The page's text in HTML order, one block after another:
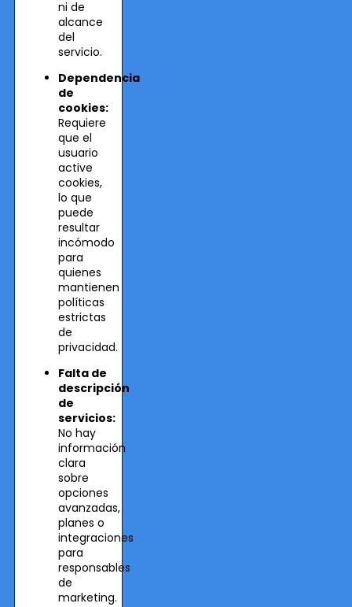
ni de
alcance
del
servicio.
Dependencia
de
cookies:
Requiere
que el
usuario
active
cookies,
lo que
puede
resultar
incómodo
para
quienes
mantienen
políticas
estrictas
de
privacidad.
Falta de
descripción
de
servicios:
No hay
información
clara
sobre
opciones
avanzadas,
planes o
integraciones
para
responsables
de
marketing.